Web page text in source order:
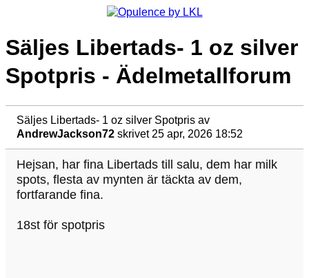
Säljes Libertads- 1 oz silver
Spotpris - Ädelmetallforum
Säljes Libertads- 1 oz silver Spotpris av
AndrewJackson72 skrivet 25 apr, 2026 18:52
Hejsan, har fina Libertads till salu, dem har milk
spots, flesta av mynten är täckta av dem,
fortfarande fina.
18st för spotpris